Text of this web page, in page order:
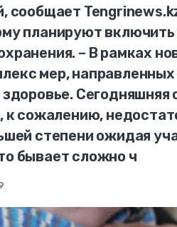
сообщает
планируют включить
– В рамках
мер,
к сожалению,
степени ожидая
бывает сложно ч